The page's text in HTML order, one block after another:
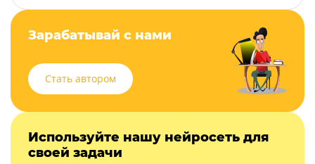
Зарабатывай с нами
Стать автором
Используйте нашу нейросеть для
своей задачи